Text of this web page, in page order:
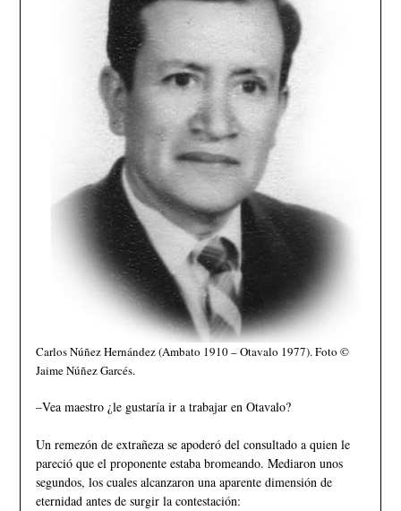
Carlos Núñez Hernández (Ambato 1910 – Otavalo 1977). Foto ©
Jaime Núñez Garcés.
–Vea maestro ¿le gustaría ir a trabajar en Otavalo?
Un remezón de extrañeza se apoderó del consultado a quien le
pareció que el proponente estaba bromeando. Mediaron unos
segundos, los cuales alcanzaron una aparente dimensión de
eternidad antes de surgir la contestación: